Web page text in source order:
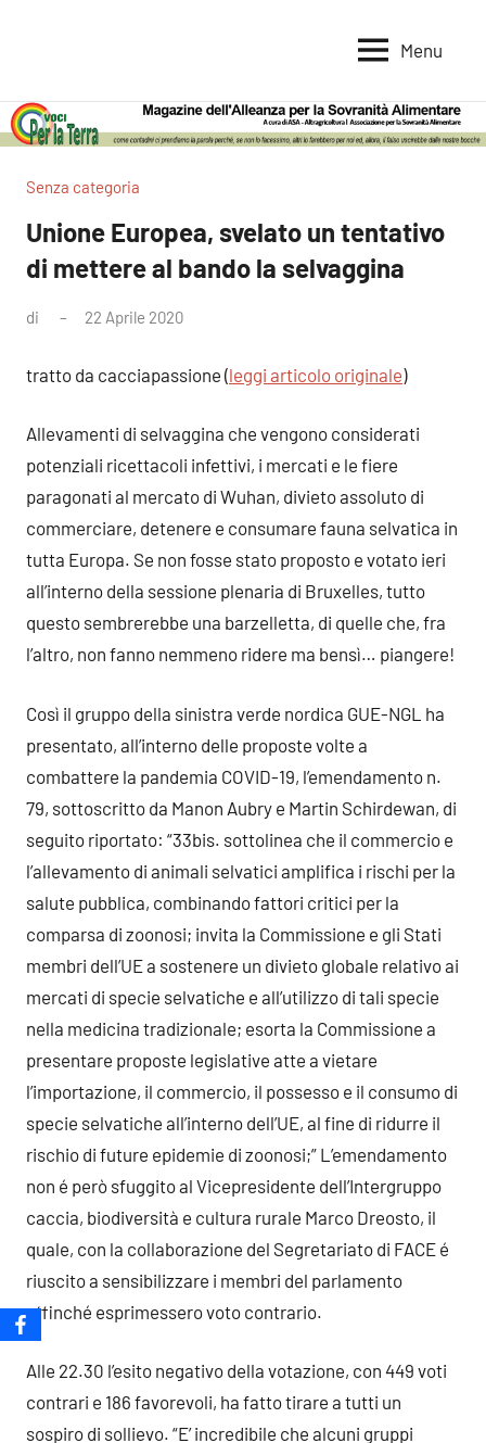
per
la
Terra
per
la
Alimentare
Menu
Senza categoria
Unione Europea, svelato un tentativo
di mettere al bando la selvaggina
di 22 Aprile 2020
tratto da cacciapassione (leggi articolo originale)
Allevamenti di selvaggina che vengono considerati
potenziali ricettacoli infettivi, i mercati e le fiere
paragonati al mercato di Wuhan, divieto assoluto di
commerciare, detenere e consumare fauna selvatica in
tutta Europa. Se non fosse stato proposto e votato ieri
all’interno della sessione plenaria di Bruxelles, tutto
questo sembrerebbe una barzelletta, di quelle che, fra
l’altro, non fanno nemmeno ridere ma bensì… piangere!
Così il gruppo della sinistra verde nordica GUE-NGL ha
presentato, all’interno delle proposte volte a
combattere la pandemia COVID-19, l’emendamento n.
79, sottoscritto da Manon Aubry e Martin Schirdewan, di
seguito riportato: “33bis. sottolinea che il commercio e
l’allevamento di animali selvatici amplifica i rischi per la
salute pubblica, combinando fattori critici per la
comparsa di zoonosi; invita la Commissione e gli Stati
membri dell’UE a sostenere un divieto globale relativo ai
mercati di specie selvatiche e all’utilizzo di tali specie
nella medicina tradizionale; esorta la Commissione a
presentare proposte legislative atte a vietare
l’importazione, il commercio, il possesso e il consumo di
specie selvatiche all’interno dell’UE, al fine di ridurre il
rischio di future epidemie di zoonosi;” L’emendamento
non é però sfuggito al Vicepresidente dell’Intergruppo
caccia, biodiversità e cultura rurale Marco Dreosto, il
quale, con la collaborazione del Segretariato di FACE é
riuscito a sensibilizzare i membri del parlamento
affinché esprimessero voto contrario.
Alle 22.30 l’esito negativo della votazione, con 449 voti
contrari e 186 favorevoli, ha fatto tirare a tutti un
sospiro di sollievo. “E’ incredibile che alcuni gruppi